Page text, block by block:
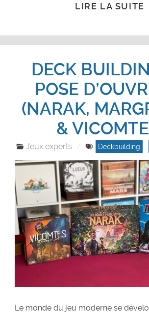
LIRE LA SUITE
DECK
POSE
(NARAK,
&
Jeux experts Deckbuilding ,
Le monde du jeu moderne se